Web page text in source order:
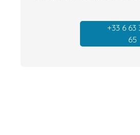
+33 6 63
65